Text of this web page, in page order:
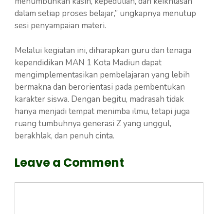
dalam setiap proses belajar,” ungkapnya menutup
sesi penyampaian materi.
Melalui kegiatan ini, diharapkan guru dan tenaga
kependidikan MAN 1 Kota Madiun dapat
mengimplementasikan pembelajaran yang lebih
bermakna dan berorientasi pada pembentukan
karakter siswa. Dengan begitu, madrasah tidak
hanya menjadi tempat menimba ilmu, tetapi juga
ruang tumbuhnya generasi Z yang unggul,
berakhlak, dan penuh cinta.
Leave a Comment